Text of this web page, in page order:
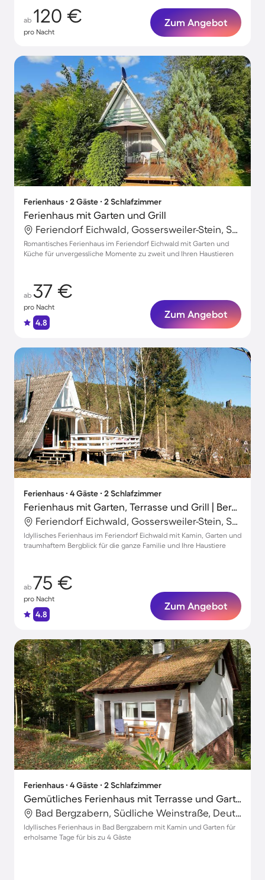
ab 120 €
pro Nacht
Zum Angebot
Ferienhaus ∙ 2 Gäste ∙ 2 Schlafzimmer
Ferienhaus mit Garten und Grill
Feriendorf Eichwald, Gossersweiler-Stein, Südliche Weinstraße
Romantisches Ferienhaus im Feriendorf Eichwald mit Garten und
Küche für unvergessliche Momente zu zweit und Ihren Haustieren
ab 37 €
pro Nacht
4.8
Zum Angebot
Ferienhaus ∙ 4 Gäste ∙ 2 Schlafzimmer
Ferienhaus mit Garten, Terrasse und Grill | Bergblick
Feriendorf Eichwald, Gossersweiler-Stein, Südliche Weinstraße
Idyllisches Ferienhaus im Feriendorf Eichwald mit Kamin, Garten und
traumhaftem Bergblick für die ganze Familie und Ihre Haustiere
ab 75 €
pro Nacht
4.8
Zum Angebot
Ferienhaus ∙ 4 Gäste ∙ 2 Schlafzimmer
Gemütliches Ferienhaus mit Terrasse und Garten
Bad Bergzabern, Südliche Weinstraße, Deutschland
Idyllisches Ferienhaus in Bad Bergzabern mit Kamin und Garten für
erholsame Tage für bis zu 4 Gäste